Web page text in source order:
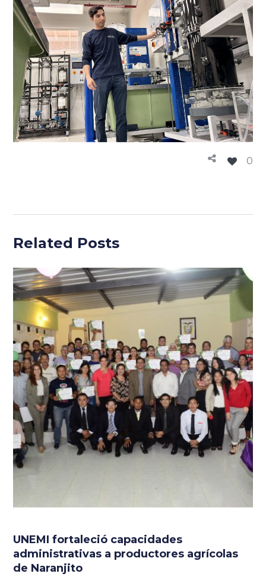
0
Related Posts
UNEMI fortaleció capacidades
administrativas a productores agrícolas
de Naranjito